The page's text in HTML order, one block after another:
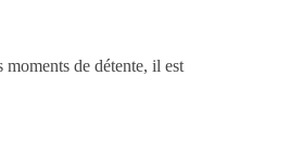
de détente, il est